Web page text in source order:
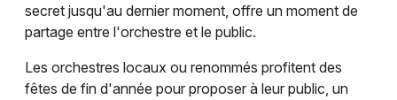
secret jusqu'au dernier moment, offre un moment de
partage entre l'orchestre et le public.
Les orchestres locaux ou renommés profitent des
fêtes de fin d'année pour proposer à leur public, un